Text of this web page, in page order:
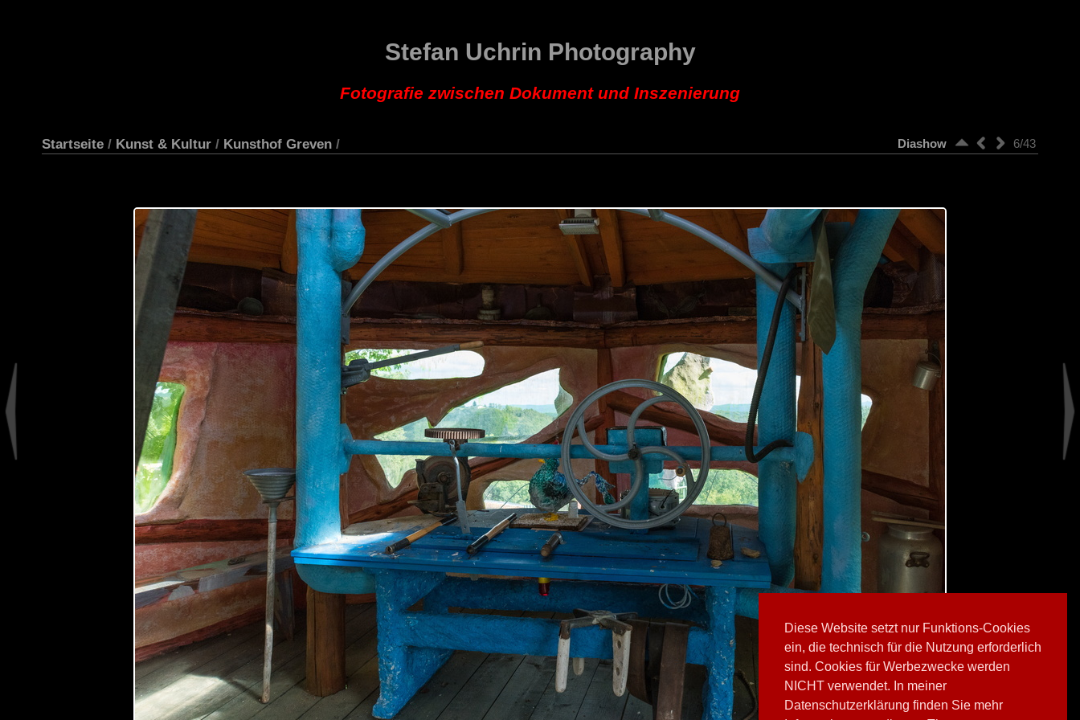
Diese Website setzt nur Funktions-Cookies
ein, die technisch für die Nutzung erforderlich
sind. Cookies für Werbezwecke werden
NICHT verwendet. In meiner
Datenschutzerklärung finden Sie mehr
Stefan Uchrin Photography
Fotografie zwischen Dokument und Inszenierung
Startseite / Kunst & Kultur / Kunsthof Greven / 6/43
Diashow